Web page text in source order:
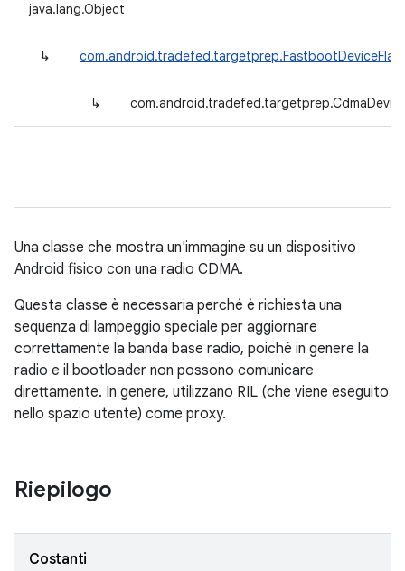
java.lang.Object
↳
↳
Una classe che mostra un'immagine su un dispositivo
Android fisico con una radio CDMA.
Questa classe è necessaria perché è richiesta una
sequenza di lampeggio speciale per aggiornare
correttamente la banda base radio, poiché in genere la
radio e il bootloader non possono comunicare
direttamente. In genere, utilizzano RIL (che viene eseguito
nello spazio utente) come proxy.
Riepilogo
Costanti